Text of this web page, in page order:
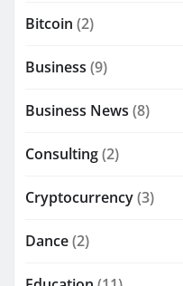
Bitcoin (2)
Business (9)
Business News (8)
Consulting(2)
Cryptocurrency(3)
Dance(2)